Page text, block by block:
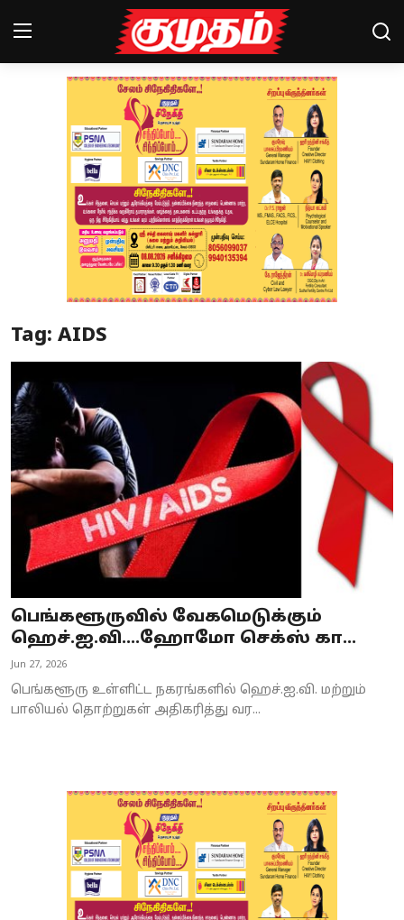
Magazines
Special Story
Business
Crime
Tamilnadu
National
Astrology
Spirituality
Weather
Tag: AIDS
பெங்களூருவில் வேகமெடுக்கும்
ஹெச்.ஐ.வி....ஹோமோ செக்ஸ் கா...
Jun 27, 2026
பெங்களூரு உள்ளிட்ட நகரங்களில் ஹெச்.ஐ.வி. மற்றும்
பாலியல் தொற்றுகள் அதிகரித்து வர...